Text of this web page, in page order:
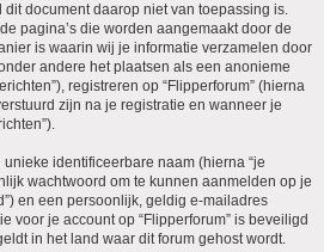
dit document daarop niet van toepassing is.
pagina’s die worden aangemaakt door de
is waarin wij je informatie verzamelen door
andere het plaatsen als een anonieme
registreren op “Flipperforum” (hierna
zijn na je registratie en wanneer je
identificeerbare naam (hierna “je
wachtwoord om te kunnen aanmelden op je
en een persoonlijk, geldig e-mailadres
voor je account op “Flipperforum” is beveiligd
in het land waar dit forum gehost wordt.